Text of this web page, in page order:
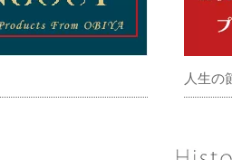
人生の